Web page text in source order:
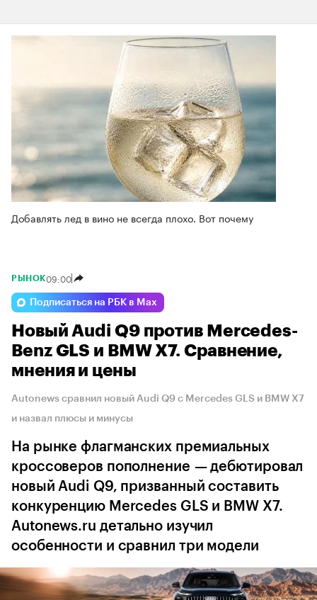
Добавлять лед в вино не всегда плохо. Вот почему
РЫНОК09:00
Подписаться на РБК в Max
Новый Audi Q9 против Mercedes-
Benz GLS и BMW X7. Сравнение,
мнения и цены
Autonews сравнил новый Audi Q9 с Mercedes GLS и BMW X7
и назвал плюсы и минусы
На рынке флагманских премиальных
кроссоверов пополнение — дебютировал
новый Audi Q9, призванный составить
конкуренцию Mercedes GLS и BMW X7.
Autonews.ru детально изучил
особенности и сравнил три модели